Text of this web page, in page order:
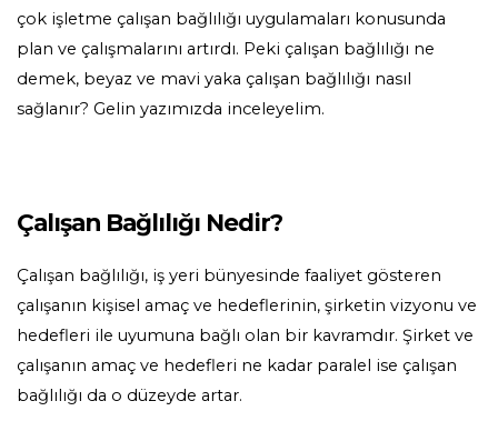
çok işletme çalışan bağlılığı uygulamaları konusunda
plan ve çalışmalarını artırdı. Peki çalışan bağlılığı ne
demek, beyaz ve mavi yaka çalışan bağlılığı nasıl
sağlanır? Gelin yazımızda inceleyelim.
Çalışan Bağlılığı Nedir?
Çalışan bağlılığı, iş yeri bünyesinde faaliyet gösteren
çalışanın kişisel amaç ve hedeflerinin, şirketin vizyonu ve
hedefleri ile uyumuna bağlı olan bir kavramdır. Şirket ve
çalışanın amaç ve hedefleri ne kadar paralel ise çalışan
bağlılığı da o düzeyde artar.